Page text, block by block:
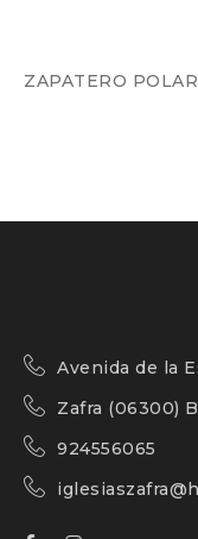
ZAPATERO
Avenida de la
Zafra (06300)
924556065